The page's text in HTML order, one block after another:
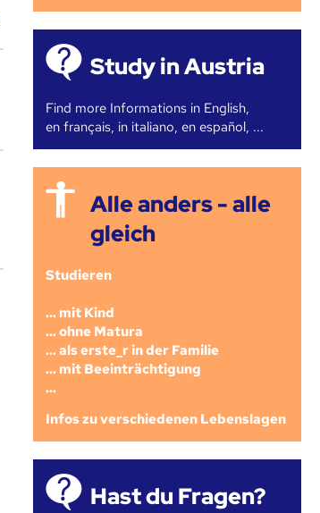
Study in Austria
Find more Informations in English,
en français, in italiano, en español, ...
Alle anders - alle
gleich
Studieren
... mit Kind
... ohne Matura
... als erste_r in der Familie
... mit Beeinträchtigung
...
Infos zu verschiedenen Lebenslagen
Hast du Fragen?